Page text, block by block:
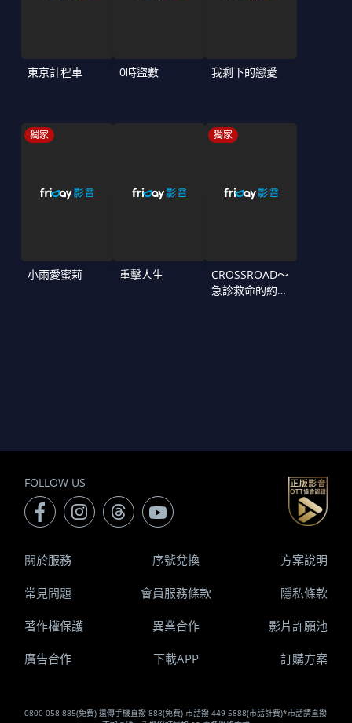
東京計程車 0時盜數 我剩下的戀愛
獨家
小雨愛蜜莉 重擊人生
獨家
CROSSROAD～
急診救命的約定
FOLLOW US
0800-058-885(免費) 遠傳手機直撥 888(免費) 市話撥 449-5888(市話計費)*市話請直撥
關於服務 序號兌換 方案說明
常見問題 會員服務條款 隱私條款
著作權保護 異業合作 影片許願池
廣告合作 下載APP 訂購方案